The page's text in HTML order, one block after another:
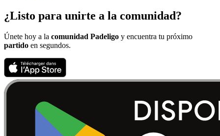
¿Listo para unirte a la comunidad?
Únete hoy a la comunidad Padeligo y encuentra tu próximo
partido en segundos.